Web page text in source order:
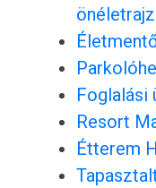
Foglalási
Resort
Étterem